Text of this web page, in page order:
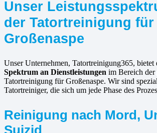
Unser
der Tatortreinigung für
Großenaspe
Unser Unternehmen, Tatortreinigung365, bietet
Spektrum an Dienstleistungen im Bereich der
Tatortreinigung für Großenaspe. Wir sind
Tatortreiniger, die sich um jede Phase des
Reinigung nach Mord,
Suizid